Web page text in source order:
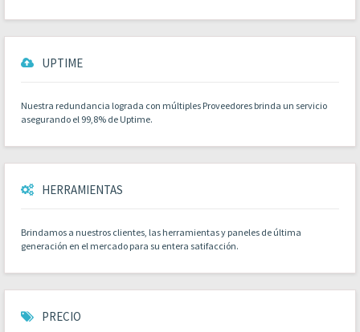
UPTIME
Nuestra redundancia lograda con múltiples Proveedores brinda un servicio
asegurando el 99,8% de Uptime.
HERRAMIENTAS
Brindamos a nuestros clientes, las herramientas y paneles de última
generación en el mercado para su entera satifacción.
PRECIO